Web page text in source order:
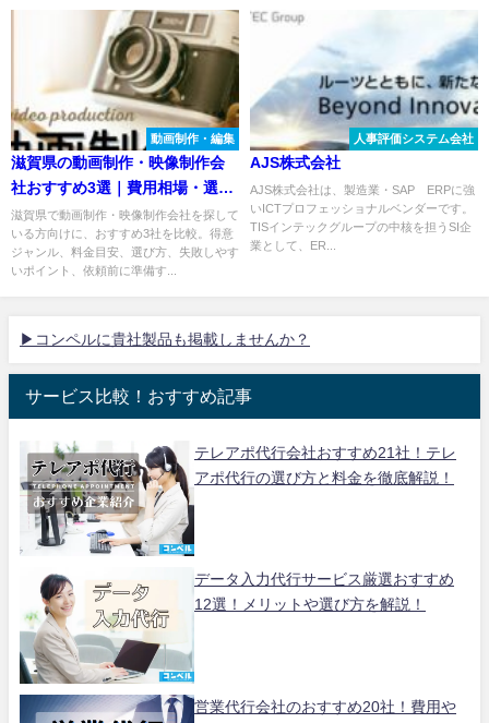
動画制作・編集
滋賀県の動画制作・映像制作会
社おすすめ3選｜費用相場・選び
方も解説
滋賀県で動画制作・映像制作会社を探して
いる方向けに、おすすめ3社を比較。得意
ジャンル、料金目安、選び方、失敗しやす
いポイント、依頼前に準備す...
人事評価システム会社
AJS株式会社
AJS株式会社は、製造業・SAP®ERPに強
いICTプロフェッショナルベンダーです。
TISインテックグループの中核を担うSI企
業として、ER...
▶コンペルに貴社製品も掲載しませんか？
サービス比較！おすすめ記事
テレアポ代行会社おすすめ21社！テレ
アポ代行の選び方と料金を徹底解説！
データ入力代行サービス厳選おすすめ
12選！メリットや選び方を解説！
営業代行会社のおすすめ20社！費用や